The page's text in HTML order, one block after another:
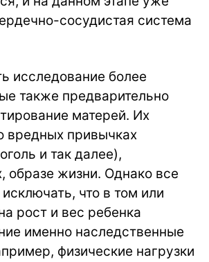
сосудистая система
исследование более
также предварительно
матерей. Их
вредных привычках
и так далее),
образе жизни. Однако все
что в том или
рост и вес ребенка
именно наследственные
физические нагрузки